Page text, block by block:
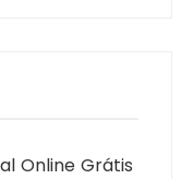
Online Grátis